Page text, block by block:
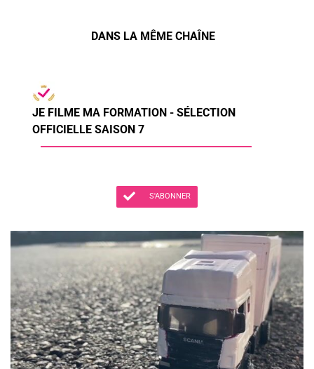
DANS LA MÊME CHAÎNE
JE FILME MA FORMATION - SÉLECTION
OFFICIELLE SAISON 7
S'ABONNER